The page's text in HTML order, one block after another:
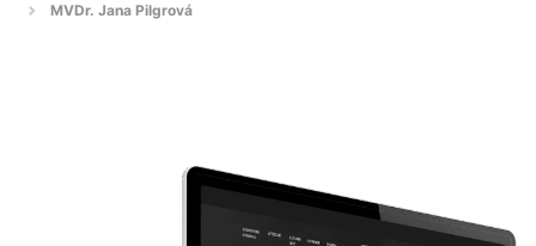
MVDr. Jana Pilgrová